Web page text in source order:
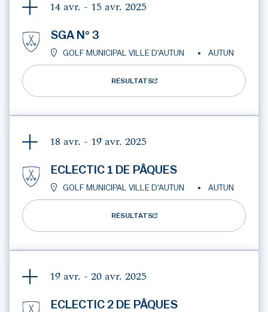
14 avr. - 15 avr. 2025
SGA N° 3
GOLF MUNICIPAL VILLE D'AUTUN AUTUN
RÉSULTATS
18 avr. - 19 avr. 2025
ECLECTIC 1 DE PÂQUES
GOLF MUNICIPAL VILLE D'AUTUN AUTUN
RÉSULTATS
19 avr. - 20 avr. 2025
ECLECTIC 2 DE PÂQUES